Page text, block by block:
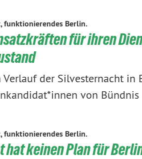
funktionierendes Berlin.
für ihren
Verlauf der Silvesternacht in
von
funktionierendes Berlin.
hat keinen Plan für